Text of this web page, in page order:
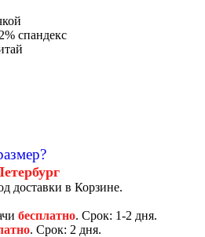
спандекс
доставки в Корзине.
бесплатно. Срок: 1-2 дня.
. Срок: 2 дня.